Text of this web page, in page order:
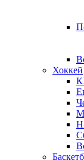
Хоккей